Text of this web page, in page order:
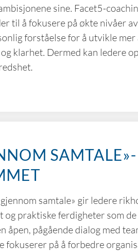
sine. Facet5-
til å fokusere på økte nivåer av
forståelse for å utvikle
klarhet. Dermed kan ledere
SAMTALE»-
samtale» gir ledere
og praktiske ferdigheter som
åpen, pågående dialog med
fokuserer på å forbedre